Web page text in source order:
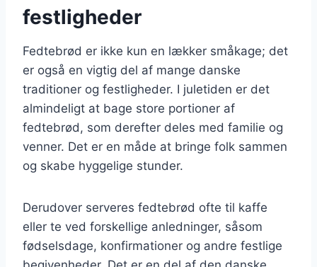
festligheder
Fedtebrød er ikke kun en lækker småkage; det
er også en vigtig del af mange danske
traditioner og festligheder. I juletiden er det
almindeligt at bage store portioner af
fedtebrød, som derefter deles med familie og
venner. Det er en måde at bringe folk sammen
og skabe hyggelige stunder.
Derudover serveres fedtebrød ofte til kaffe
eller te ved forskellige anledninger, såsom
fødselsdage, konfirmationer og andre festlige